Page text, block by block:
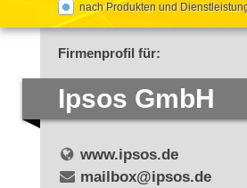
nach Produkten und
Firmenprofil für:
Ipsos GmbH
www.ipsos.de
mailbox@ipsos.de